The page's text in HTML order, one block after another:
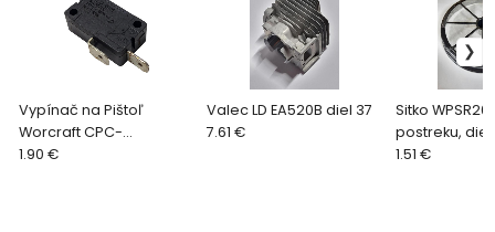
Vypínač na Pištoľ
Worcraft CPC-
S20LiC,diel 9
1.90 €
Valec LD EA520B diel 37
7.61 €
Sitko
postreku, diel
1.51 €